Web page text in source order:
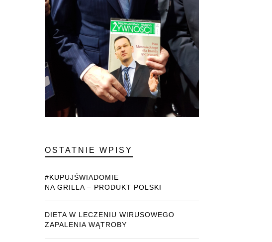
OSTATNIE WPISY
#KUPUJŚWIADOMIE
NA GRILLA – PRODUKT POLSKI
DIETA W LECZENIU WIRUSOWEGO
ZAPALENIA WĄTROBY